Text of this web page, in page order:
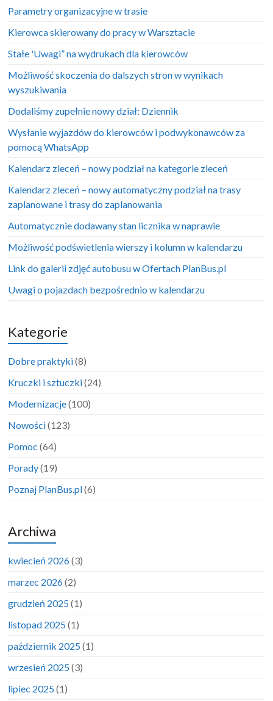
Parametry organizacyjne w trasie
Kierowca skierowany do pracy w Warsztacie
Stałe 'Uwagi” na wydrukach dla kierowców
Możliwość skoczenia do dalszych stron w wynikach
wyszukiwania
Dodaliśmy zupełnie nowy dział: Dziennik
Wysłanie wyjazdów do kierowców i podwykonawców za
pomocą WhatsApp
Kalendarz zleceń – nowy podział na kategorie zleceń
Kalendarz zleceń – nowy automatyczny podział na trasy
zaplanowane i trasy do zaplanowania
Automatycznie dodawany stan licznika w naprawie
Możliwość podświetlenia wierszy i kolumn w kalendarzu
Link do galerii zdjęć autobusu w Ofertach PlanBus.pl
Uwagi o pojazdach bezpośrednio w kalendarzu
Kategorie
Dobre praktyki(8)
Kruczki i sztuczki(24)
Modernizacje(100)
Nowości(123)
Pomoc (64)
Porady(19)
Poznaj PlanBus.pl(6)
Archiwa
kwiecień 2026(3)
marzec 2026(2)
grudzień 2025(1)
listopad 2025(1)
październik 2025(1)
wrzesień 2025(3)
lipiec 2025(1)